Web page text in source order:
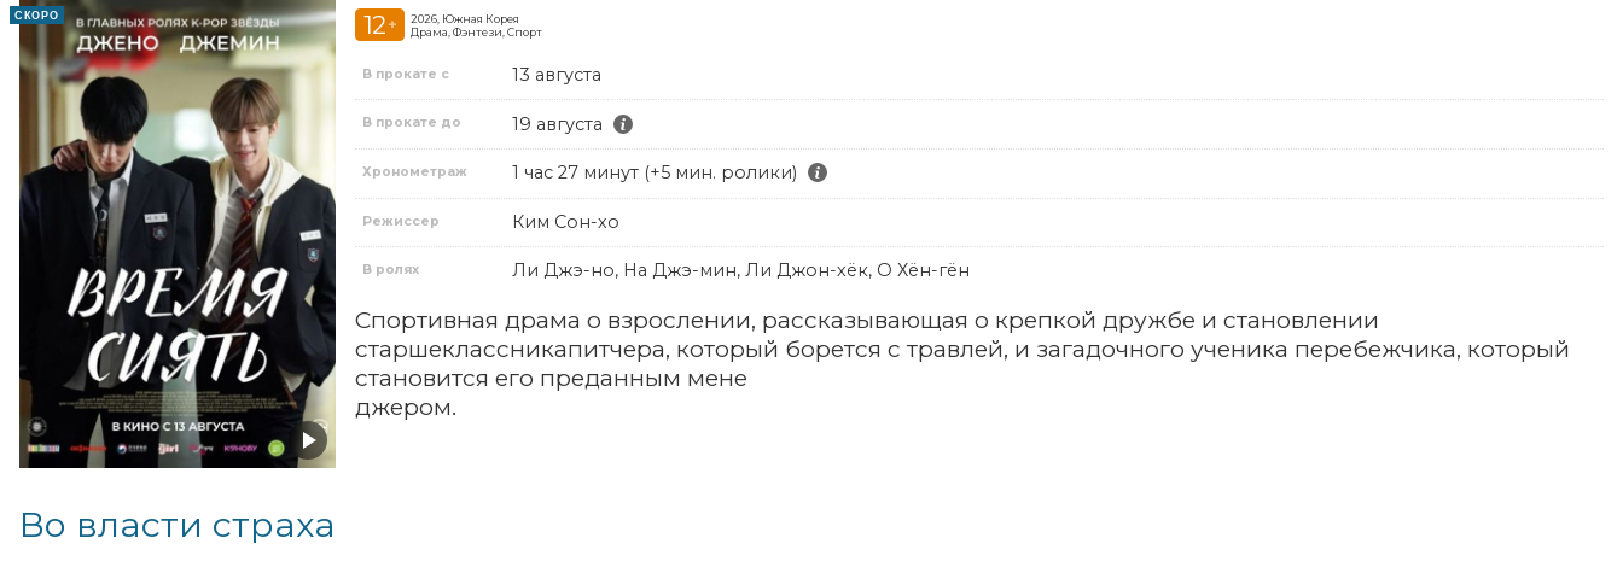
СКОРО 12 +
2026, Южная Корея
Драма, Фэнтези, Спорт
В прокате с 13 августа
В прокате до 19 августа
Хронометраж 1 час 27 минут (+5 мин. ролики)
Режиссер Ким Сон-хо
В ролях Ли Джэ-но, На Джэ-мин, Ли Джон-хёк, О Хён-гён
Спортивная драма о взрослении, рассказывающая о крепкой дружбе и становлении
старшеклассникапитчера, который борется с травлей, и загадочного ученика перебежчика, который
становится его преданным мене
джером.
Во власти страха